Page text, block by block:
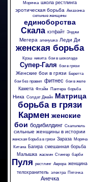
Морячка школа рестлинга
эротическая борьба Амазонка
сильные женщины
единоборства
Скала кэтфайт Энджи
Мегера аленушка Леди Ди
женская борьба
Крэш никита бои в шоколаде
Супер-Галя бои в грязи
Женские бои в грязи
Беретта
бои без правил фитнес бои в желе
Камета Флэйм Пантера борьба
Ника Солдат Джейн Матрица
борьба в грязи
Кармен женские
бои бодибилдинг Скальпель
сильные женщины в истории
женская борьба в грязи Зараза
Моряча
Китана Багира смешанная борьба
Малышка жасмин Стингер барби
Пуля рестлинг Аврора женщина
телохранитель электра Пяточка
Анечка